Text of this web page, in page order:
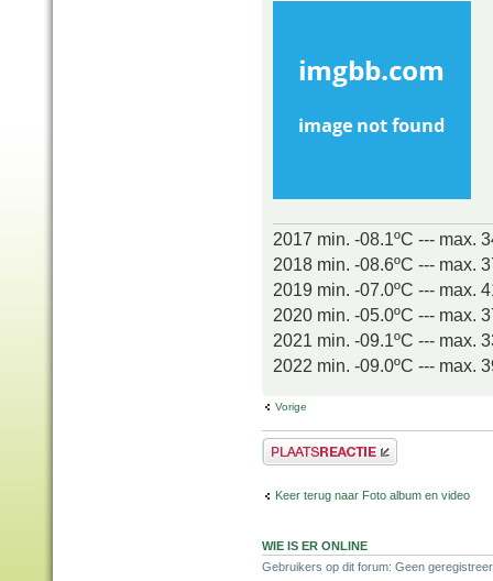
2017 min. -08.1ºC --- max.
2018 min. -08.6ºC --- max.
2019 min. -07.0ºC --- max.
2020 min. -05.0ºC --- max.
2021 min. -09.1ºC --- max.
2022 min. -09.0ºC --- max.
Vorige
Plaats een reactie
Keer terug naar Foto album en video
WIE IS ER ONLINE
Gebruikers op dit forum: Geen